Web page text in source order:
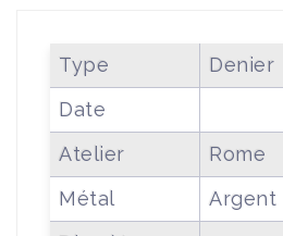
Type
Denier
Date
Atelier
Rome
Métal
Argent